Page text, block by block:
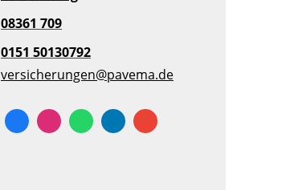
08361 709
0151 50130792
versicherungen@pavema.de